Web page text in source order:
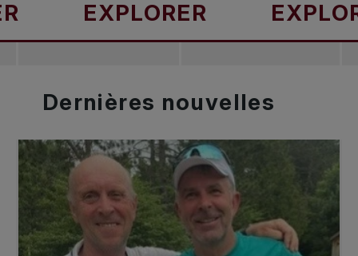
EXPLORER EXPLORER
Dernières nouvelles